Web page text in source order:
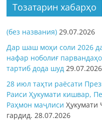
Тозатарин хабарҳо
(без названия) 29.07.2026
Дар шаш моҳи соли 2026
нафар ноболиғ
тартиб дода шуд 29.07.2026
28 июл таҳти раёсати
Раиси Ҳукумати кишвар,
Раҳмон маҷлисиҲукумати
гардид.28.07.2026